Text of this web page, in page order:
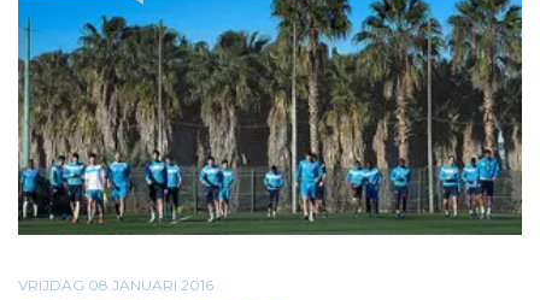
VRIJDAG 08 JANUARI 2016